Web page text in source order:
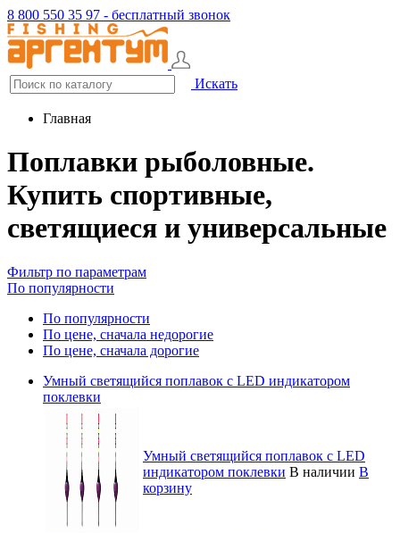
8 800 550 35 97 - бесплатный звонок
Искать
Главная
Поплавки рыболовные.
Купить спортивные,
светящиеся и универсальные
Фильтр по параметрам
По популярности
По популярности
По цене, сначала недорогие
По цене, сначала дорогие
Умный светящийся поплавок с LED индикатором
поклевки
Умный светящийся поплавок с LED
индикатором поклевки В наличии В
корзину